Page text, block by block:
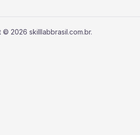
© 2026 skilllabbrasil.com.br.